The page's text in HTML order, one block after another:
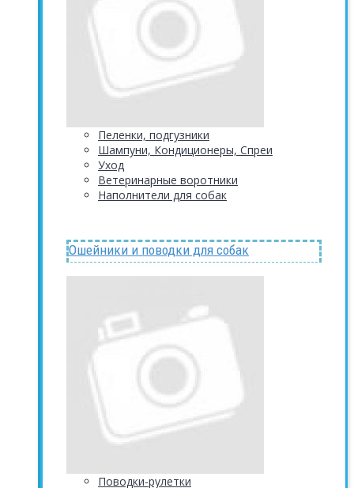
Пеленки, подгузники
Шампуни, Кондиционеры, Спреи
Уход
Ветеринарные воротники
Наполнители для собак
Ошейники и поводки для собак
Поводки-рулетки